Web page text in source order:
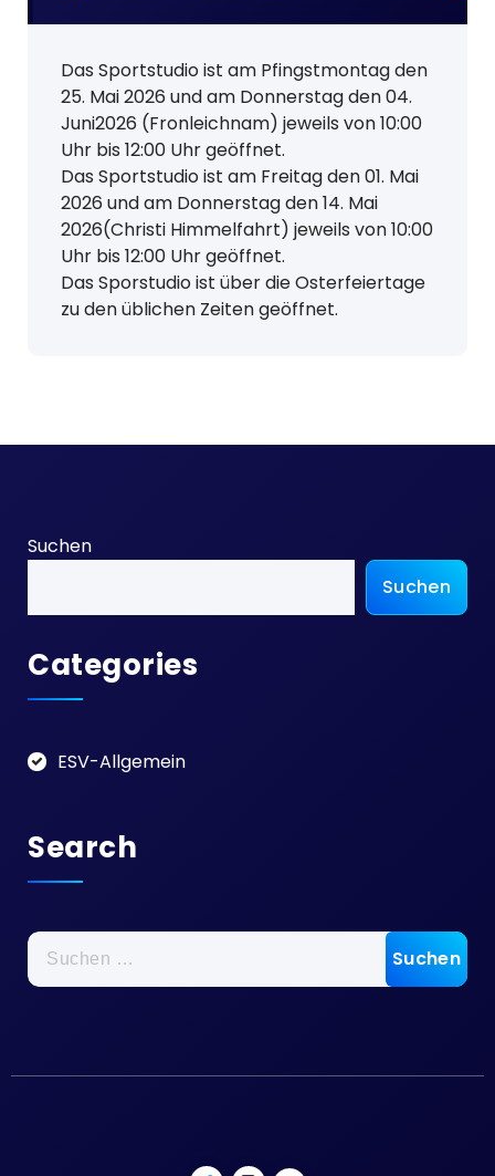
Das Sportstudio ist am Pfingstmontag den
25. Mai 2026 und am Donnerstag den 04.
Juni2026 (Fronleichnam) jeweils von 10:00
Uhr bis 12:00 Uhr geöffnet.
Das Sportstudio ist am Freitag den 01. Mai
2026 und am Donnerstag den 14. Mai
2026(Christi Himmelfahrt) jeweils von 10:00
Uhr bis 12:00 Uhr geöffnet.
Das Sporstudio ist über die Osterfeiertage
zu den üblichen Zeiten geöffnet.
Suchen
Suchen
Categories
ESV-Allgemein
Search
Suchen
nach: